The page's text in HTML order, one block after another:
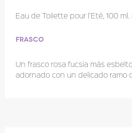
Eau de Toilette pour l’Eté, 100
Frasco
Un frasco rosa fucsia más
adornado con un delicado ramo